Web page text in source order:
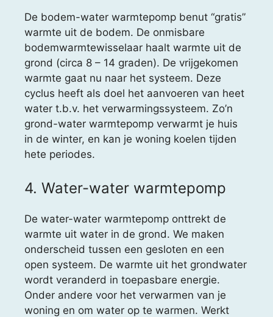
De bodem-water warmtepomp benut “gratis”
warmte uit de bodem. De onmisbare
bodemwarmtewisselaar haalt warmte uit de
grond (circa 8 – 14 graden). De vrijgekomen
warmte gaat nu naar het systeem. Deze
cyclus heeft als doel het aanvoeren van heet
water t.b.v. het verwarmingssysteem. Zo’n
grond-water warmtepomp verwarmt je huis
in de winter, en kan je woning koelen tijden
hete periodes.
4. Water-water warmtepomp
De water-water warmtepomp onttrekt de
warmte uit water in de grond. We maken
onderscheid tussen een gesloten en een
open systeem. De warmte uit het grondwater
wordt veranderd in toepasbare energie.
Onder andere voor het verwarmen van je
woning en om water op te warmen. Werkt